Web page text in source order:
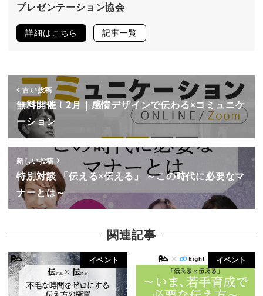
プレゼンテーション協会
詳細はこちら 記事一覧
古い投稿
無料開催！2月｜感情デザインで伝わる×コミュニケ
ーション
新しい投稿
特別対談 「伝える×伝える」 ～この時代に必要なマ
ナーとは～
関連記事
イベント イベント